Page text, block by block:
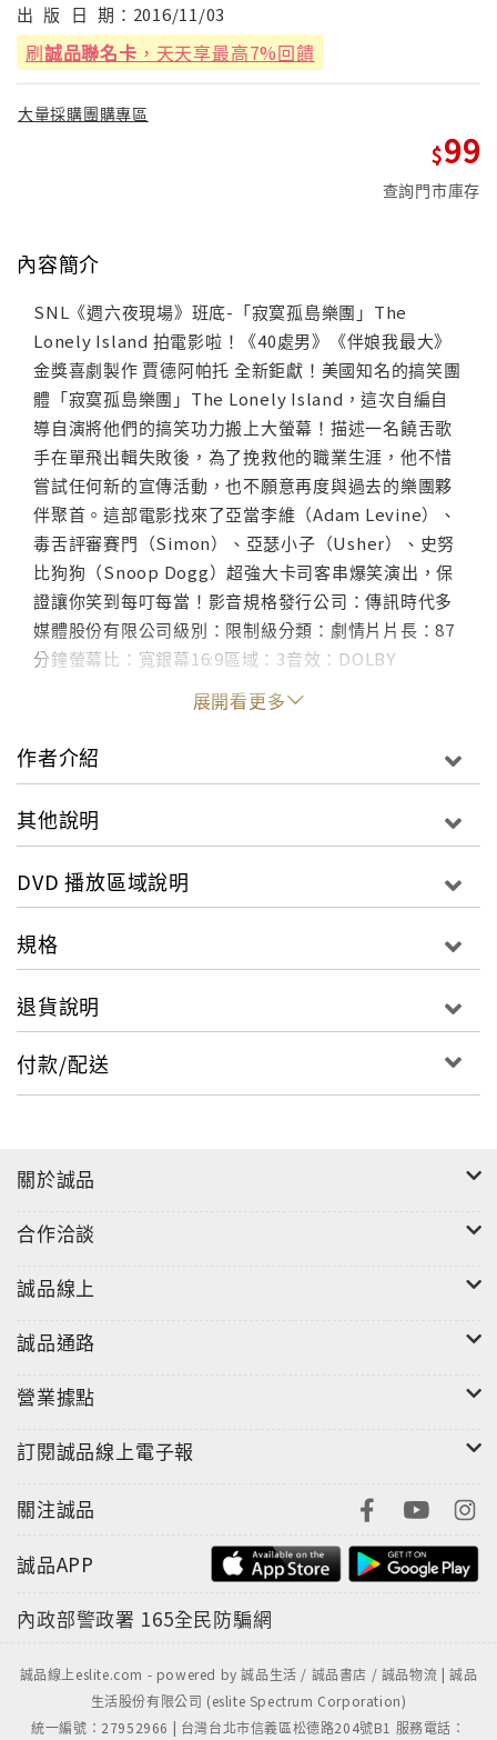
出 版 日 期： 2016/11/03
刷誠品聯名卡 ，天天享最高7%回饋
大量採購團購專區
99
查詢門市庫存
內容簡介
SNL《週六夜現場》班底-「寂寞孤島樂團」The
Lonely Island 拍電影啦！《40處男》《伴娘我最大》
金獎喜劇製作 賈德阿帕托 全新鉅獻！美國知名的搞笑團
體「寂寞孤島樂團」The Lonely Island，這次自編自
導自演將他們的搞笑功力搬上大螢幕！描述一名饒舌歌
手在單飛出輯失敗後，為了挽救他的職業生涯，他不惜
嘗試任何新的宣傳活動，也不願意再度與過去的樂團夥
伴聚首。這部電影找來了亞當李維（Adam Levine）、
毒舌評審賽門（Simon）、亞瑟小子（Usher）、史努
比狗狗（Snoop Dogg）超強大卡司客串爆笑演出，保
證讓你笑到每叮每當！影音規格發行公司：傳訊時代多
媒體股份有限公司級別：限制級分類：劇情片片長：87
分鐘螢幕比：寬銀幕16:9區域：3音效：DOLBY
DIGITAL 5.1英語字幕選單：中文/英文
展開看更多
作者介紹
其他說明
DVD 播放區域說明
規格
退貨說明
付款/配送
關於誠品
合作洽談
誠品線上
誠品通路
營業據點
訂閱誠品線上電子報
關注誠品
誠品APP
內政部警政署 165全民防騙網
誠品線上eslite.com - powered by 誠品生活 / 誠品書店 / 誠品物流 | 誠品
生活股份有限公司 (eslite Spectrum Corporation)
統一編號：27952966 | 台灣台北市信義區松德路204號B1 服務電話：